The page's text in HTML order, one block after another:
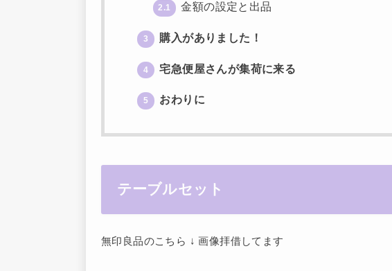
2.1 金額の設定と出品
3 購入がありました！
4 宅急便屋さんが集荷に来る
5 おわりに
テーブルセット
無印良品のこちら ↓ 画像拝借してます